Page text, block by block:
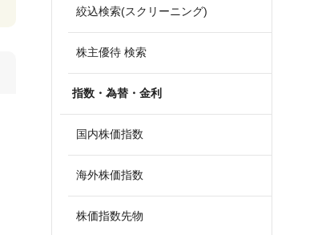
絞込検索(スクリーニング)
株主優待 検索
指数・為替・金利
国内株価指数
海外株価指数
株価指数先物